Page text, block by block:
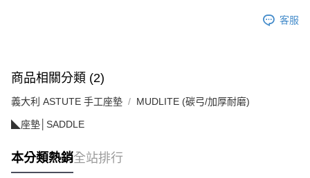
客服
商品相關分類 (2)
義大利 ASTUTE 手工座墊 MUDLITE (碳弓/加厚耐磨)
◣座墊│SADDLE
本分類熱銷全站排行